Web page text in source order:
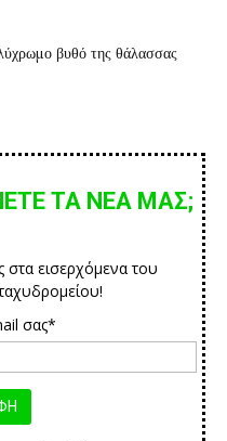
βυθό της θάλασσας
ΤΑ ΝΕΑ ΜΑΣ;
στα εισερχόμενα του
σας*